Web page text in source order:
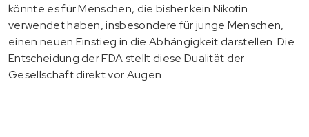
könnte es für Menschen, die bisher kein Nikotin
verwendet haben, insbesondere für junge Menschen,
einen neuen Einstieg in die Abhängigkeit darstellen. Die
Entscheidung der FDA stellt diese Dualität der
Gesellschaft direkt vor Augen.